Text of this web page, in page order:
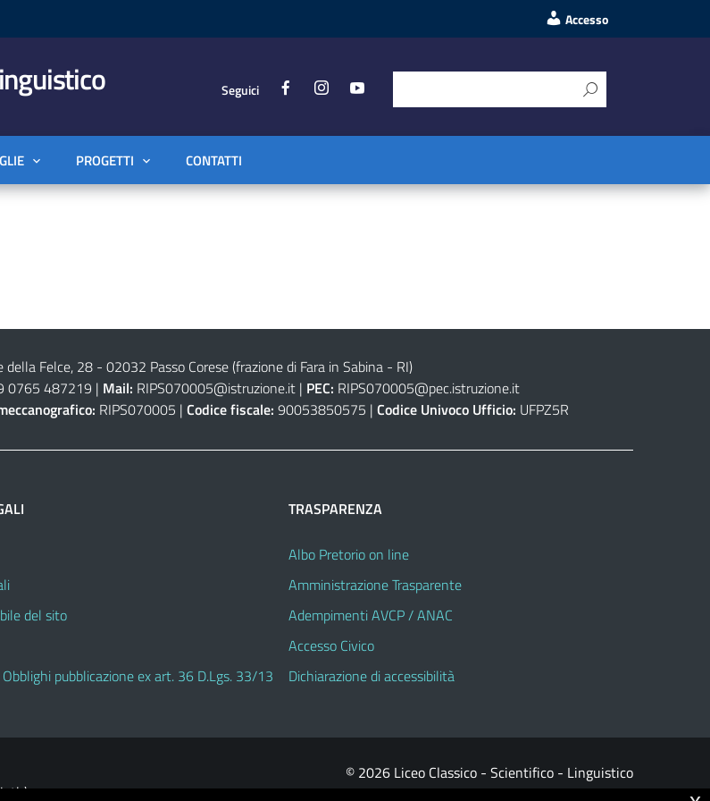
Accesso
Seguici
PROGETTI CONTATTI
della Felce, 28 - 02032 Passo Corese (frazione di Fara in Sabina - RI)
0765 487219 | Mail: RIPS070005@istruzione.it| PEC: RIPS070005@pec.istruzione.it
RIPS070005 | Codice fiscale: 90053850575 | Codice Univoco Ufficio: UFPZ5R
del sito
pubblicazione ex art. 36 D.Lgs. 33/13
TRASPARENZA
Albo Pretorio on line
Amministrazione Trasparente
Adempimenti AVCP / ANAC
Accesso Civico
Dichiarazione di accessibilità
© 2026 Liceo Classico - Scientifico - Linguistico